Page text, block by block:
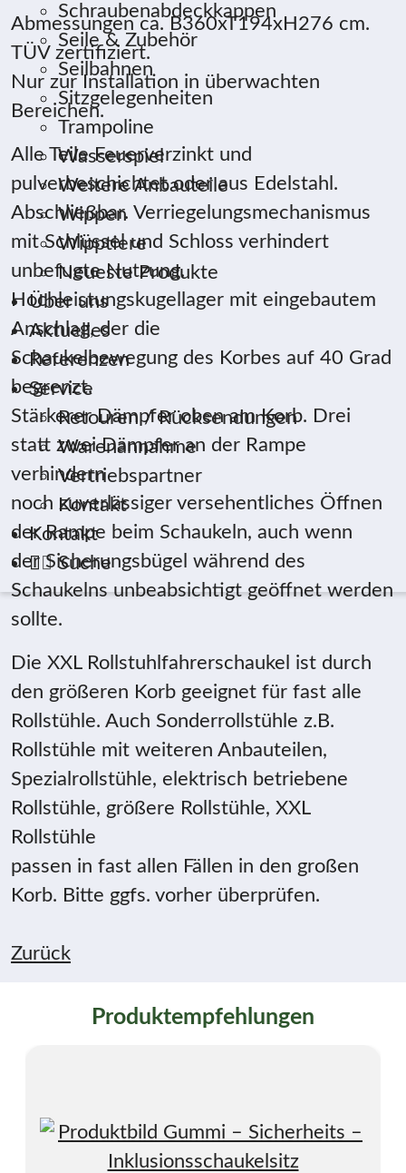
Schraubenabdeckkappen
Seile & Zubehör
Seilbahnen
Sitzgelegenheiten
Trampoline
Wasserspiel
Weitere Anbauteile
Wippen
Wipptiere
Neueste Produkte
Über uns
Aktuelles
Referenzen
Service
Retouren / Rücksendungen
Warenannahme
Vertriebspartner
Kontakt
Kontakt
Suche
Abmessungen ca. B360xT194xH276 cm.
TÜV zertifiziert.
Nur zur Installation in überwachten
Bereichen.
Alle Teile Feuerverzinkt und
pulverbeschichtet oder aus Edelstahl.
Abschließbar. Verriegelungsmechanismus
mit Schlüssel und Schloss verhindert
unbefugte Nutzung.
Hochleistungskugellager mit eingebautem
Anschlag, der die
Schaukelbewegung des Korbes auf 40 Grad
begrenzt.
Stärkerer Dämpfer oben am Korb. Drei
statt zwei Dämpfer an der Rampe
verhindern
noch zuverlässiger versehentliches Öffnen
der Rampe beim Schaukeln, auch wenn
der Sicherungsbügel während des
Schaukelns unbeabsichtigt geöffnet werden
sollte.
Die XXL Rollstuhlfahrerschaukel ist durch
den größeren Korb geeignet für fast alle
Rollstühle. Auch Sonderrollstühle z.B.
Rollstühle mit weiteren Anbauteilen,
Spezialrollstühle, elektrisch betriebene
Rollstühle, größere Rollstühle, XXL
Rollstühle
passen in fast allen Fällen in den großen
Korb. Bitte ggfs. vorher überprüfen.
Zurück
Produktempfehlungen